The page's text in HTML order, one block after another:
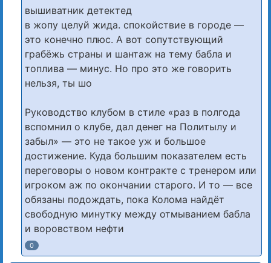
вышиватник детектед
в жопу целуй жида. спокойствие в городе —
это конечно плюс. А вот сопутствующий
грабёжь страны и шантаж на тему бабла и
топлива — минус. Но про это же говорить
нельзя, ты шо
Руководство клубом в стиле «раз в полгода
вспомнил о клубе, дал денег на Политылу и
забыл» — это не такое уж и большое
достижение. Куда большим показателем есть
переговоры о новом контракте с тренером или
игроком аж по окончании старого. И то — все
обязаны подождать, пока Колома найдёт
свободную минутку между отмыванием бабла
и воровством нефти
0